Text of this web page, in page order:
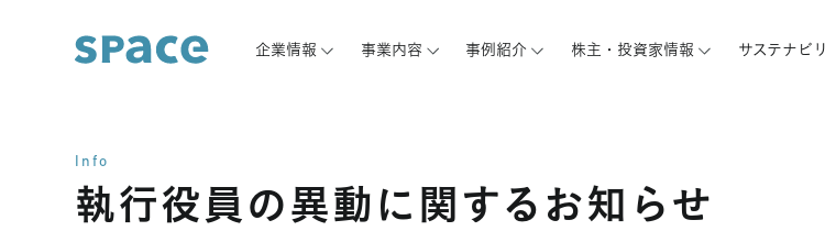
企業情報 事業内容 事例紹介 株主・投資家情報 サステナビ
Info
執行役員の異動に関するお知らせ